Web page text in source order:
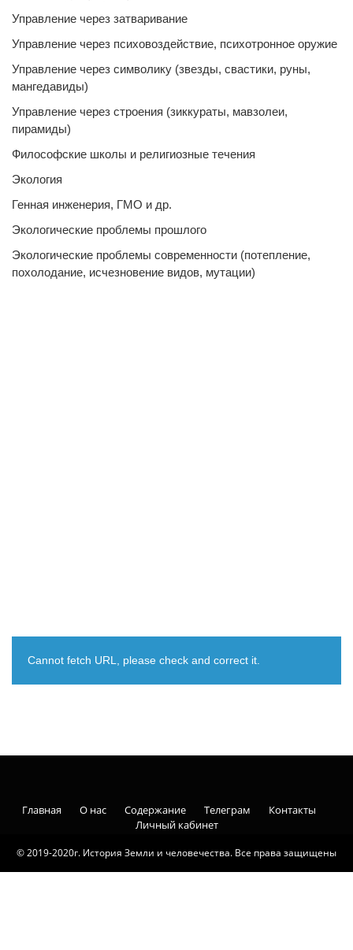
Управление через затваривание
Управление через психовоздействие, психотронное оружие
Управление через символику (звезды, свастики, руны,
мангедавиды)
Управление через строения (зиккураты, мавзолеи,
пирамиды)
Философские школы и религиозные течения
Экология
Генная инженерия, ГМО и др.
Экологические проблемы прошлого
Экологические проблемы современности (потепление,
похолодание, исчезновение видов, мутации)
Cannot fetch URL, please check and correct it.
© 2019-2020г. История Земли и человечества. Все права защищены
Главная О нас Содержание Телеграм
Контакты
Личный кабинет